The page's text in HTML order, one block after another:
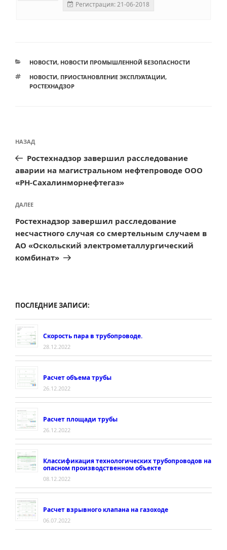
Регистрация: 21-06-2018
РУБРИКИ
НОВОСТИ, НОВОСТИ ПРОМЫШЛЕННОЙ БЕЗОПАСНОСТИ
МЕТКИ
НОВОСТИ, ПРИОСТАНОВЛЕНИЕ ЭКСПЛУАТАЦИИ,
РОСТЕХНАДЗОР
Навигация
записям
Предыдущая
запись:
НАЗАД
Ростехнадзор завершил расследование
аварии на магистральном нефтепроводе ООО
«РН-Сахалинморнефтегаз»
Следующая
запись
ДАЛЕЕ
Ростехнадзор завершил расследование
несчастного случая со смертельным случаем в
АО «Оскольский электрометаллургический
комбинат»
ПОСЛЕДНИЕ ЗАПИСИ:
Скорость пара в трубопроводе.
28.12.2022
Расчет объема трубы
26.12.2022
Расчет площади трубы
26.12.2022
Классификация технологических трубопроводов на
опасном производственном объекте
08.12.2022
Расчет взрывного клапана на газоходе
06.07.2022